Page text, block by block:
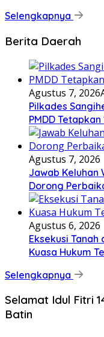
Selengkapnya
Berita Daerah
Agustus 7, 2026
Pilkades
PMDD
Agustus 7, 2026
Jawab Keluhan
Dorong
Agustus 6, 2026
Eksekusi Tanah
Kuasa Hukum
Selengkapnya
Selamat Idul Fitri
Batin